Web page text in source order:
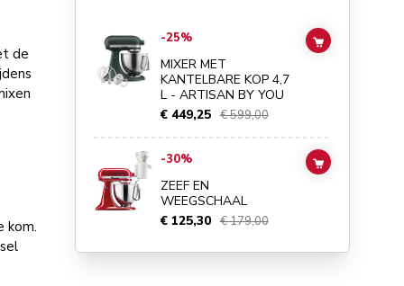
de
kom.
Go toMIXER MET KANTELBARE KOP 4,7 L - ARTISAN BY
-25%
MIXER MET
KANTELBARE KOP 4,7
L - ARTISAN BY YOU
€ 449,25 € 599,00
ADD TO CART
ZEEF EN WEEGSCHAAL details page
-30%
ZEEF EN
WEEGSCHAAL
€ 125,30 € 179,00
ADD TO CART